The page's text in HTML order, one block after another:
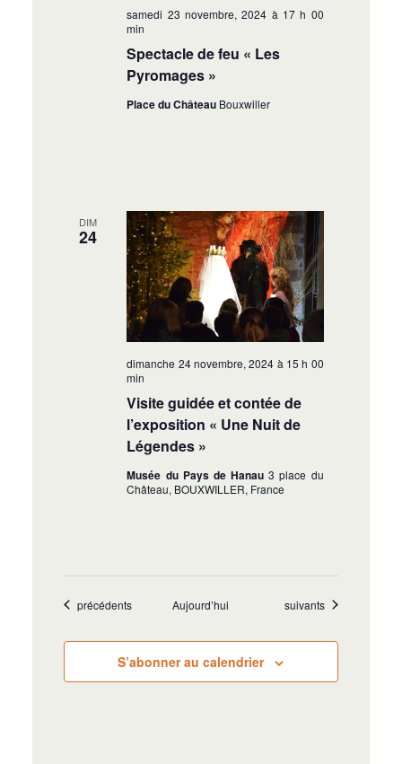
Spectacle de feu « Les
Pyromages »
samedi 23 novembre, 2024 à 17 h 00
min
Place du Château Bouxwiller
DIM
24
Visite guidée et contée de
l’exposition « Une Nuit de
Légendes »
dimanche 24 novembre, 2024 à 15 h 00
min
Musée du Pays de Hanau3 place du
Château, BOUXWILLER, France
Évènements
précédents Aujourd’hui Évènements
suivants
S’abonner au calendrier